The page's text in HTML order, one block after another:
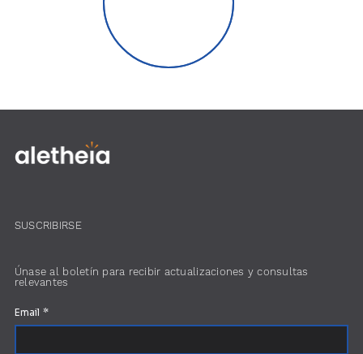
SUSCRIBIRSE
Únase al boletín para recibir actualizaciones y consultas
relevantes
Email *